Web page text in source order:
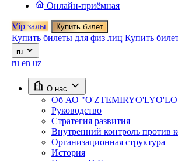
Онлайн-приёмная
Vip залы Купить билет
Купить билеты для физ лиц Купить
ru
ru en uz
О нас
Об АО
Руководство
Стратегия развития
Внутренний контроль против
Организационная структура
История